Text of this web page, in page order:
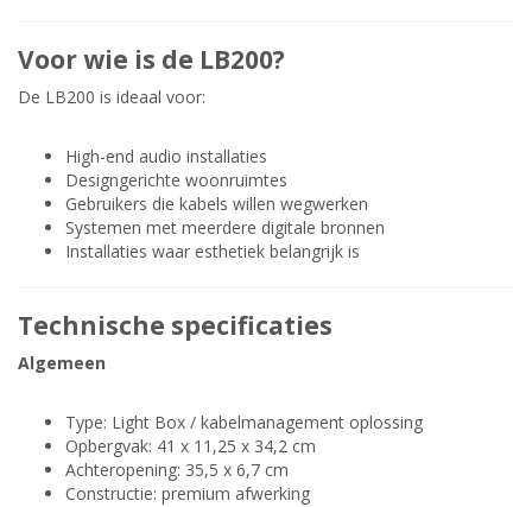
Voor wie is de LB200?
De LB200 is ideaal voor:
High-end audio installaties
Designgerichte woonruimtes
Gebruikers die kabels willen wegwerken
Systemen met meerdere digitale bronnen
Installaties waar esthetiek belangrijk is
Technische specificaties
Algemeen
Type: Light Box / kabelmanagement oplossing
Opbergvak: 41 x 11,25 x 34,2 cm
Achteropening: 35,5 x 6,7 cm
Constructie: premium afwerking